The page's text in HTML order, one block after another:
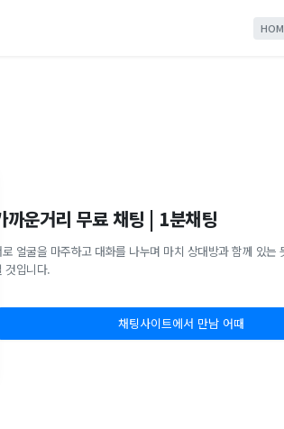
까운거리 무료 채팅 | 1분채팅
로 얼굴을 마주하고 대화를 나누며 마치 상대방과 함께 있는
것입니다.
채팅사이트에서 만남 어때